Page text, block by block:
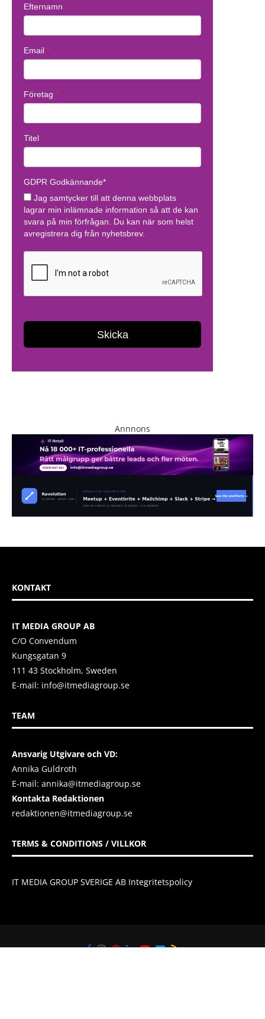
Annnons
KONTAKT
IT MEDIA GROUP AB
C/O Convendum
Kungsgatan 9
111 43 Stockholm, Sweden
E-mail: info@itmediagroup.se
TEAM
Ansvarig Utgivare och VD:
Annika Guldroth
E-mail: annika@itmediagroup.se
Kontakta Redaktionen
redaktionen@itmediagroup.se
TERMS & CONDITIONS / VILLKOR
IT MEDIA GROUP SVERIGE AB Integritetspolicy